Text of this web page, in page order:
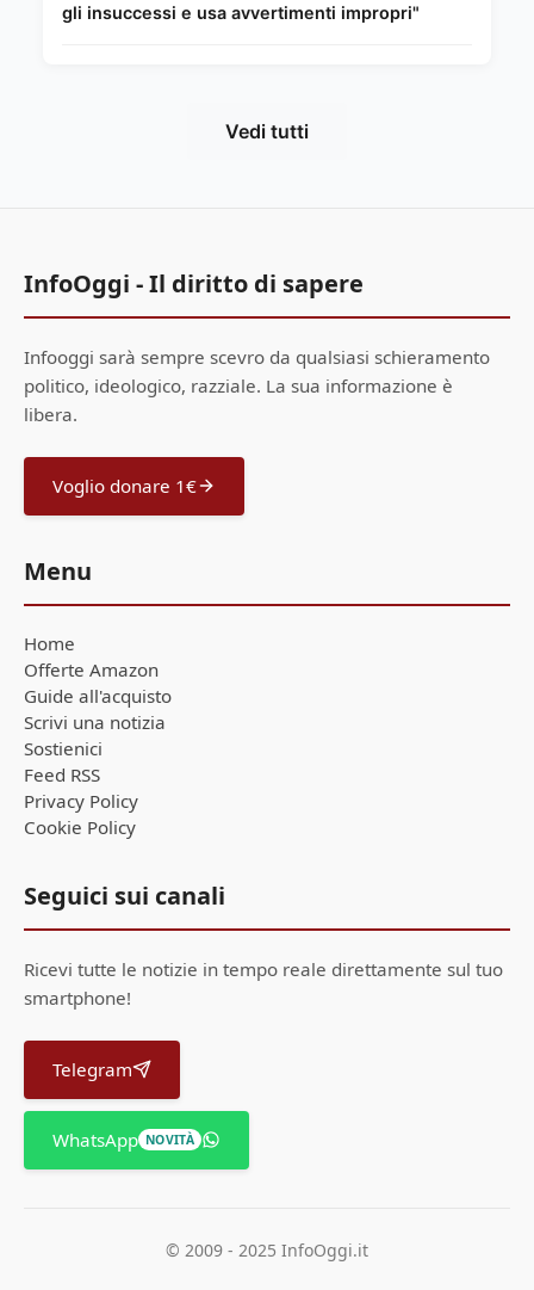
gli insuccessi e usa avvertimenti impropri"
Vedi tutti
InfoOggi - Il diritto di sapere
Infooggi sarà sempre scevro da qualsiasi schieramento
politico, ideologico, razziale. La sua informazione è
libera.
Voglio donare 1€
Menu
Home
Offerte Amazon
Guide all'acquisto
Scrivi una notizia
Sostienici
Feed RSS
Privacy Policy
Cookie Policy
Seguici sui canali
Ricevi tutte le notizie in tempo reale direttamente sul tuo
smartphone!
Telegram
WhatsApp NOVITÀ
© 2009 - 2025 InfoOggi.it